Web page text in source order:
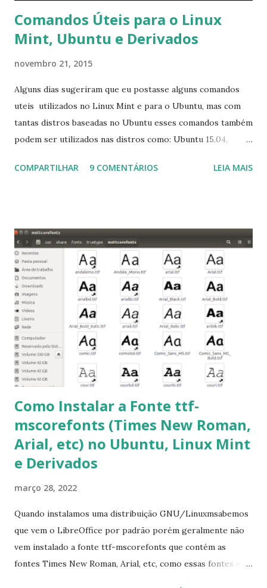
Comandos Úteis para o Linux
Mint, Ubuntu e Derivados
novembro 21, 2015
Alguns dias sugeriram que eu postasse alguns comandos
uteis utilizados no Linux Mint e para o Ubuntu, mas com
tantas distros baseadas no Ubuntu esses comandos também
podem ser utilizados nas distros como: Ubuntu 15.04,
Linux Mint 17, Pinguy OS 14.04, Elementary OS 0.3, Deepin
para usuários iniciantes... 1- Atualizar a lista de pacotes: $
sudo apt-get update 2- Atualizar toda a distro: $ sudo apt-
get -f dist-upgrade ou update-manager -d -c 3- Instalar
pacotes: $ sudo apt-get install [nome do pacote] 4-
Procurar arquivos corrompidos: $ sudo apt-get check 5-
Corrigir problemas de dependências, concluir instalação de
pacotes pendentes e outros erros: $ sudo apt-get -f install
6- Se o comando sudo apt-get -f install nã...
COMPARTILHAR 9 COMENTÁRIOS LEIA MAIS
Como Instalar a Fonte ttf-
mscorefonts (Times New Roman,
Arial, etc) no Ubuntu, Linux Mint
e Derivados
março 28, 2022
Quando instalamos uma distribuição GNU/Linuxmsabemos
que vem o LibreOffice por padrão porém geralmente não
vem instalado a fonte ttf-mscorefonts que contém as
fontes Times New Roman, Arial, etc, como essas fontes são